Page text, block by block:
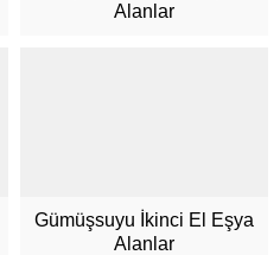
Alanlar
Gümüşsuyu İkinci El Eşya
Alanlar